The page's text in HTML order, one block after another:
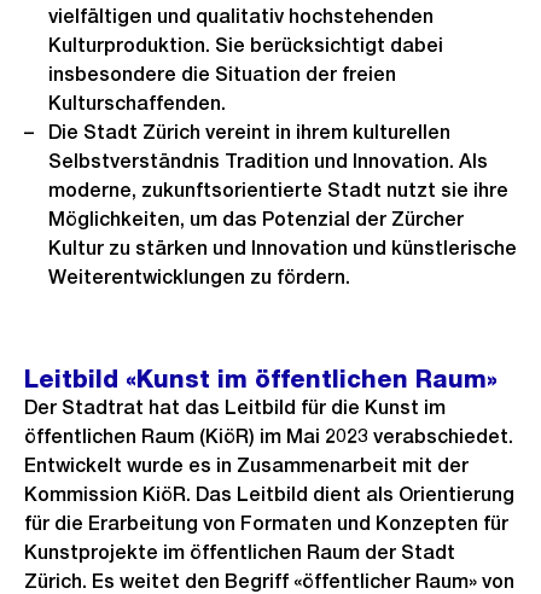
vielfältigen und qualitativ hochstehenden
Kulturproduktion. Sie berücksichtigt dabei
insbesondere die Situation der freien
Kulturschaffenden.
Die Stadt Zürich vereint in ihrem kulturellen
Selbstverständnis Tradition und Innovation. Als
moderne, zukunftsorientierte Stadt nutzt sie ihre
Möglichkeiten, um das Potenzial der Zürcher
Kultur zu stärken und Innovation und künstlerische
Weiterentwicklungen zu fördern.
Leitbild «Kunst im öffentlichen Raum»
Der Stadtrat hat das Leitbild für die Kunst im
öffentlichen Raum (KiöR) im Mai 2023 verabschiedet.
Entwickelt wurde es in Zusammenarbeit mit der
Kommission KiöR. Das Leitbild dient als Orientierung
für die Erarbeitung von Formaten und Konzepten für
Kunstprojekte im öffentlichen Raum der Stadt
Zürich. Es weitet den Begriff «öffentlicher Raum» von